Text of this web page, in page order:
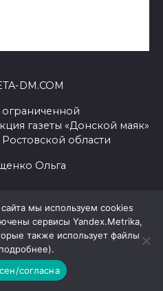
DM.COM
газеты «Донской маяк»
области
Ольга
область, Зерноградский
Маркса, 13
42-0-53
Выписка из реестра
мы используем cookies
сервисы Yandex.Metrika,
также использует файлы
согласна